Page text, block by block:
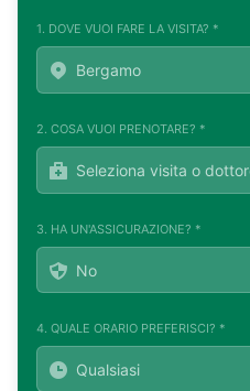
1. DOVE VUOI FARE LA VISITA? *
2. COSA VUOI PRENOTARE? *
3. HA UN'ASSICURAZIONE? *
4. QUALE ORARIO PREFERISCI? *